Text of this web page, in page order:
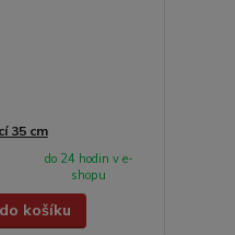
35 cm
do 24 hodin v e-
shopu
košíku